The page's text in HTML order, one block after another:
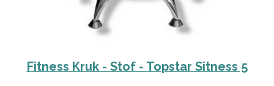
Fitness Kruk - Stof - Topstar Sitness 5